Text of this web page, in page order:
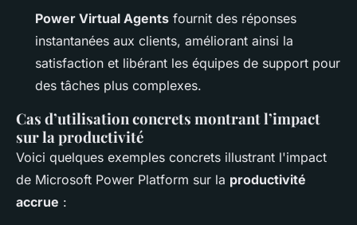
Power Virtual Agents fournit des réponses
instantanées aux clients, améliorant ainsi la
satisfaction et libérant les équipes de support pour
des tâches plus complexes.
Cas d’utilisation concrets montrant l’impact
sur la productivité
Voici quelques exemples concrets illustrant l'impact
de Microsoft Power Platform sur la productivité
accrue :